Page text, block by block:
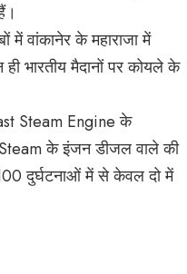
में वांकानेर के महाराजा में
भारतीय मैदानों पर कोयले के
Steam Engine के
के इंजन डीजल वाले की
दुर्घटनाओं में से केवल दो में